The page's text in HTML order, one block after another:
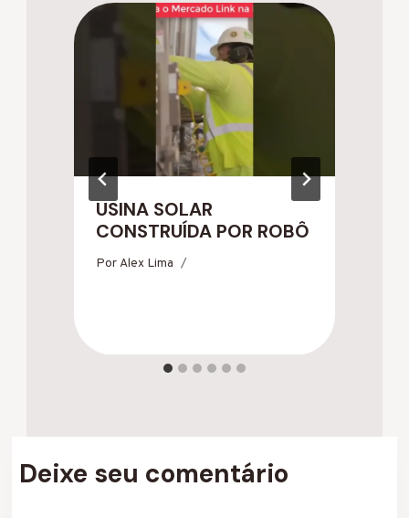
USINA SOLAR
CONSTRUÍDA POR ROBÔ
Por Alex Lima
Deixe seu comentário